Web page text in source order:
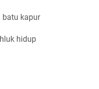
batu kapur
hidup